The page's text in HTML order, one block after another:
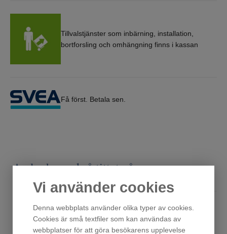
Vi använder cookies
Denna webbplats använder olika typer av cookies.
Cookies är små textfiler som kan användas av
webbplatser för att göra besökarens upplevelse
Tillvalstjänster som inbärning, installation,
bortforsling och omhängning finns i kassan
Få först. Betala sen.
Andra har också tittat på